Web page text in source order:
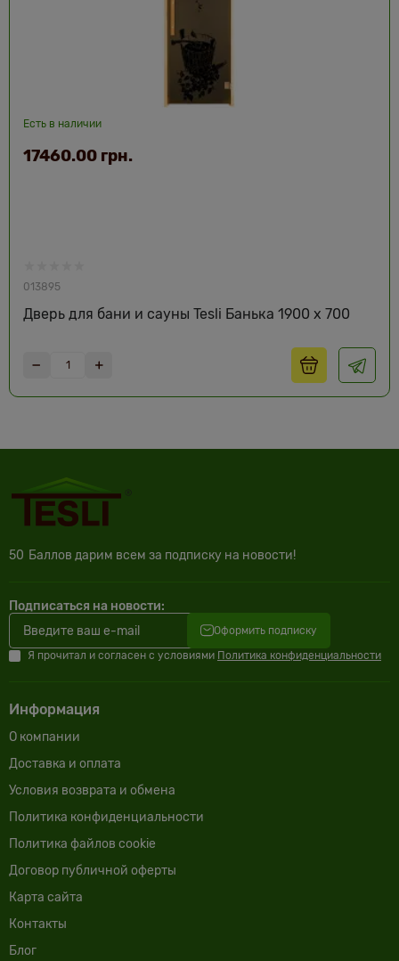
Есть в наличии
013895
Дверь для бани и сауны Tesli Банька 1900 х 700
17460.00 грн.
50 Баллов дарим всем за подписку на новости!
Подписаться на новости:
Оформить подписку
Я прочитал и согласен с условиями Политика конфиденциальности
Информация
О компании
Доставка и оплата
Условия возврата и обмена
Политика конфиденциальности
Политика файлов cookie
Договор публичной оферты
Карта сайта
Контакты
Блог